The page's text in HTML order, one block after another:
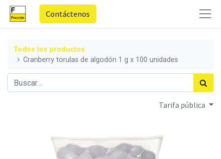
Contáctenos
Todos los productos
Cranberry torulas de algodón 1 g x 100 unidades
Tarifa pública